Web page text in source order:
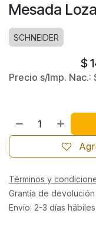
Mesada
SCHNEIDER
$
Precio s/Imp. Nac.:
Términos y
Grantía de
Envío: 2-3 días hábiles